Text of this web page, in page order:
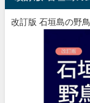
改訂版 石垣島の野